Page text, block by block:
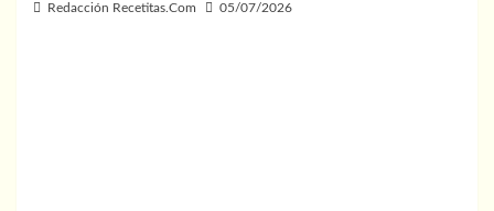
Redacción Recetitas.Com 05/07/2026